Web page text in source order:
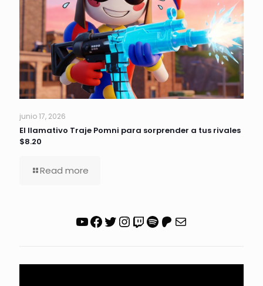
junio 17, 2026
El llamativo Traje Pomni para sorprender a tus rivales
$8.20
Read more
YouTube
Facebook
Twitter
Instagram
Twitch
Spotify
Patreon
Correo electrónico